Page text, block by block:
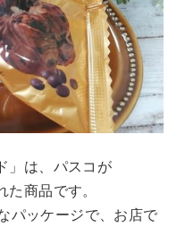
」は、パスコが
商品です。
パッケージで、お店で